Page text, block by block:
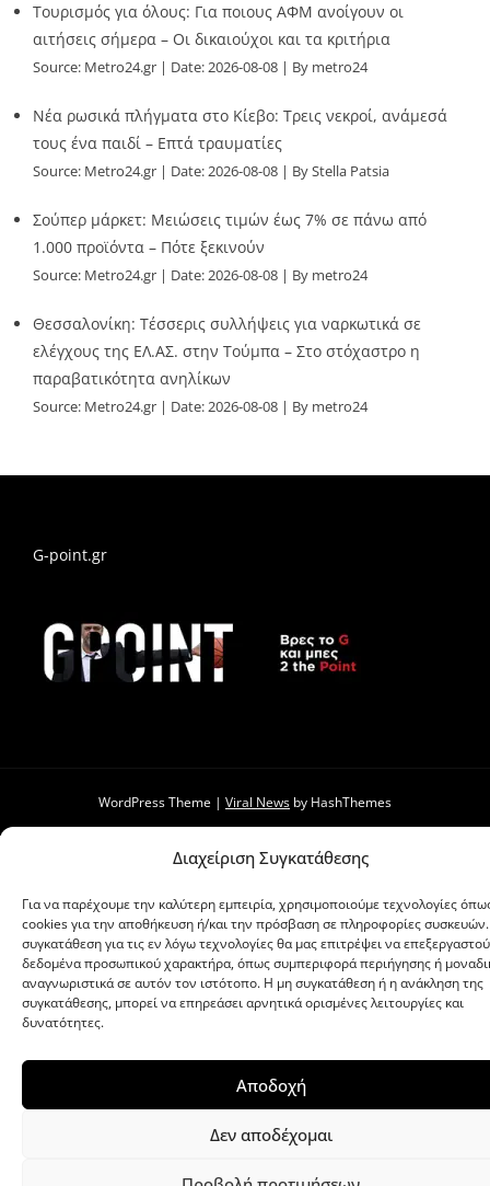
Διαχείριση Συγκατάθεσης
Για να παρέχουμε την καλύτερη εμπειρία, χρησιμοποιούμε τεχνολογίες
cookies για την αποθήκευση ή/και την πρόσβαση σε πληροφορίες
συγκατάθεση για τις εν λόγω τεχνολογίες θα μας επιτρέψει να
δεδομένα προσωπικού χαρακτήρα, όπως συμπεριφορά περιήγησης ή
αναγνωριστικά σε αυτόν τον ιστότοπο. Η μη συγκατάθεση ή η ανάκληση της
συγκατάθεσης, μπορεί να επηρεάσει αρνητικά ορισμένες λειτουργίες και
δυνατότητες.
Αποδοχή
Δεν αποδέχομαι
Τουρισμός για όλους: Για ποιους ΑΦΜ ανοίγουν οι
αιτήσεις σήμερα – Οι δικαιούχοι και τα κριτήρια
Source: Metro24.gr Date: 2026-08-08 By metro24
Νέα ρωσικά πλήγματα στο Κίεβο: Τρεις νεκροί, ανάμεσά
τους ένα παιδί – Επτά τραυματίες
Source: Metro24.gr Date: 2026-08-08 By Stella Patsia
Σούπερ μάρκετ: Μειώσεις τιμών έως 7% σε πάνω από
1.000 προϊόντα – Πότε ξεκινούν
Source: Metro24.gr Date: 2026-08-08 By metro24
Θεσσαλονίκη: Τέσσερις συλλήψεις για ναρκωτικά σε
ελέγχους της ΕΛ.ΑΣ. στην Τούμπα – Στο στόχαστρο η
παραβατικότητα ανηλίκων
Source: Metro24.gr Date: 2026-08-08 By metro24
G-point.gr
WordPress Theme | Viral News by HashThemes